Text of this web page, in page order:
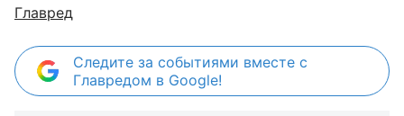
Главред
Следите за событиями вместе с
Главредом в Google!